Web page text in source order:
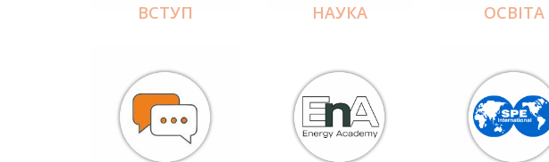
ВСТУП НАУКА ОСВІТА